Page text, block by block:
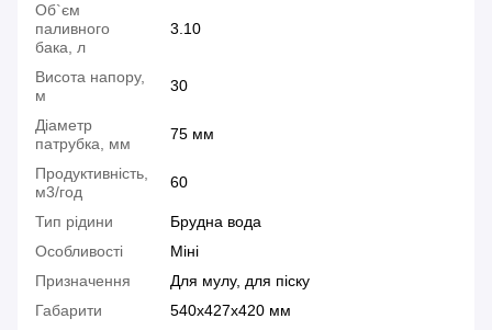
Об`єм
паливного
бака, л
3.10
Висота напору,
м
30
Діаметр
патрубка, мм
75 мм
Продуктивність,
м3/год
60
Тип рідини
Брудна вода
Особливості
Міні
Призначення
Для мулу, для піску
Габарити
540x427x420 мм